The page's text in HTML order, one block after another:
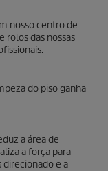
nosso centro de
rolos das nossas
do piso ganha
a área de
a força para
direcionado e a